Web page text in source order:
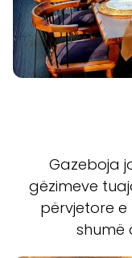
Gazeboja
gëzimeve
përvjetore
shumë